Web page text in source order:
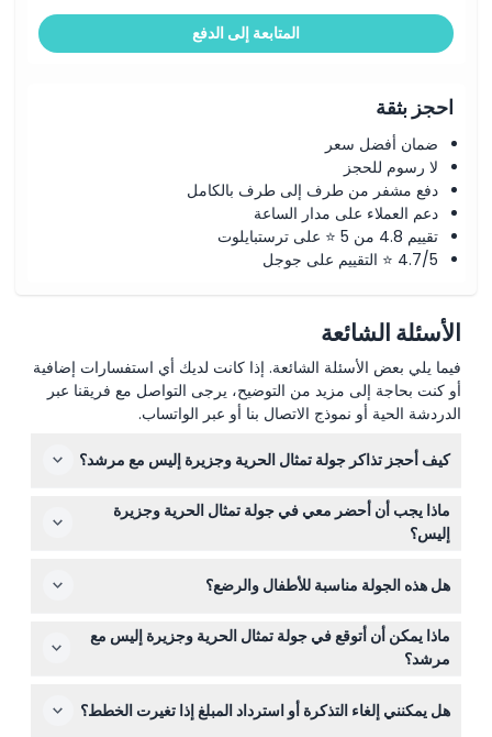
المتابعة إلى الدفع
احجز بثقة
ضمان أفضل سعر
لا رسوم للحجز
دفع مشفر من طرف إلى طرف بالكامل
دعم العملاء على مدار الساعة
تقييم 4.8 من 5 ⭐ على ترستبايلوت
4.7/5 ⭐ التقييم على جوجل
الأسئلة الشائعة
فيما يلي بعض الأسئلة الشائعة. إذا كانت لديك أي استفسارات إضافية
أو كنت بحاجة إلى مزيد من التوضيح، يرجى التواصل مع فريقنا عبر
الدردشة الحية أو نموذج الاتصال بنا أو عبر الواتساب.
كيف أحجز تذاكر جولة تمثال الحرية وجزيرة إليس مع مرشد؟
يمكنك حجز تذاكرك بسهولة عبر الإنترنت هنا على هذا الموقع.
يُنصح بالحجز مسبقًا لضمان مكانك ويشمل الرحلات البحرية
ودخول المتاحف.
ماذا يجب أن أحضر معي في جولة تمثال الحرية وجزيرة
إليس؟
لتبقى مرتاحًا. لا تنسَ هوية صالحة لفحوصات الأمن وارتدِ ملابس
هل هذه الجولة مناسبة للأطفال والرضع؟
نعم، الأطفال من عمر 0-3 سنوات مجانًا ولكن يجب تضمينهم
في عدد الحضور. يجب أن يرافق الأطفال من عمر 4-12 عامًا
شخص بالغ يدفع للمشاركة في الجولة.
ماذا يمكن أن أتوقع في جولة تمثال الحرية وجزيرة إليس مع
مرشد؟
قصصًا شيقة من مرشد محترف، وستزور متحف تمثال الحرية
هل يمكنني إلغاء التذكرة أو استرداد المبلغ إذا تغيرت الخطط؟